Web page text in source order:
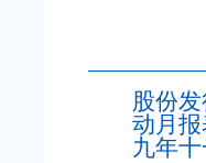
股份
动月
九年